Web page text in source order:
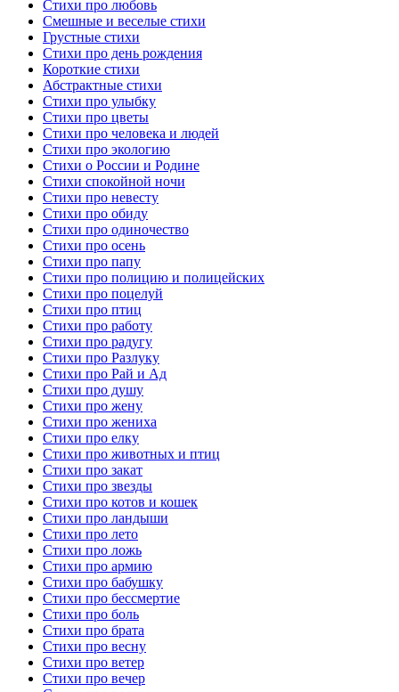
Стихи про любовь
Смешные и веселые стихи
Грустные стихи
Стихи про день рождения
Короткие стихи
Абстрактные стихи
Стихи про улыбку
Стихи про цветы
Стихи про человека и людей
Стихи про экологию
Стихи о России и Родине
Стихи спокойной ночи
Стихи про невесту
Стихи про обиду
Стихи про одиночество
Стихи про осень
Стихи про папу
Стихи про полицию и полицейских
Стихи про поцелуй
Стихи про птиц
Стихи про работу
Стихи про радугу
Стихи про Разлуку
Стихи про Рай и Ад
Стихи про душу
Стихи про жену
Стихи про жениха
Стихи про елку
Стихи про животных и птиц
Стихи про закат
Стихи про звезды
Стихи про котов и кошек
Стихи про ландыши
Стихи про лето
Стихи про ложь
Стихи про армию
Стихи про бабушку
Стихи про бессмертие
Стихи про боль
Стихи про брата
Стихи про весну
Стихи про ветер
Стихи про вечер